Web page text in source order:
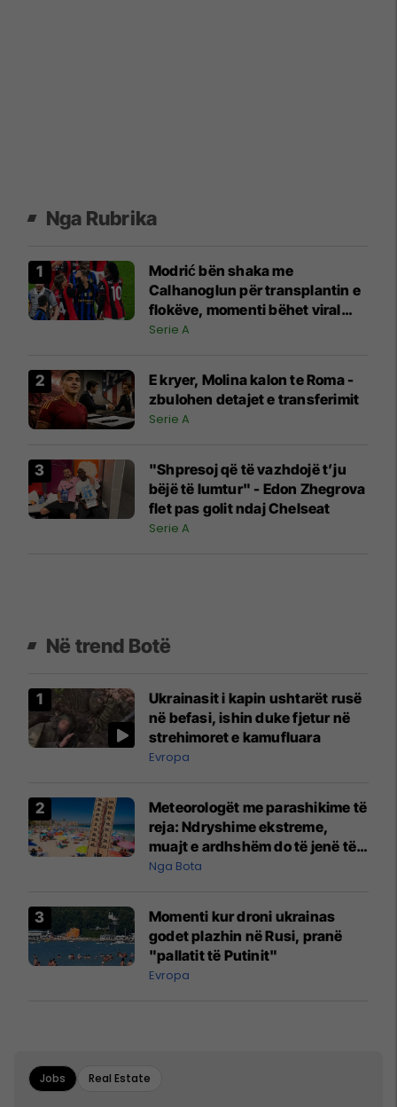
Nga Rubrika
Modrić bën shaka me
Calhanoglun për transplantin e
flokëve, momenti bëhet viral
pas derbit
Serie A
E kryer, Molina kalon te Roma -
zbulohen detajet e transferimit
Serie A
"Shpresoj që të vazhdojë t’ju
bëjë të lumtur" - Edon Zhegrova
flet pas golit ndaj Chelseat
Serie A
Në trend Botë
Ukrainasit i kapin ushtarët rusë
në befasi, ishin duke fjetur në
strehimoret e kamufluara
Evropa
Meteorologët me parashikime të
reja: Ndryshime ekstreme,
muajt e ardhshëm do të jenë të
pazakontë
Nga Bota
Momenti kur droni ukrainas
godet plazhin në Rusi, pranë
"pallatit të Putinit"
Evropa
Jobs Real Estate